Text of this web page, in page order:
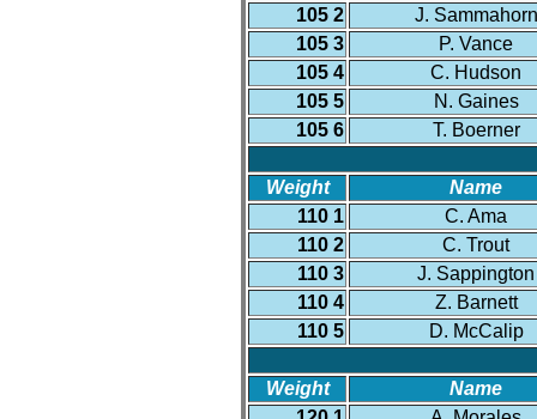
105 2
J. Sammahorn
105 3
P. Vance
105 4
C. Hudson
105 5
N. Gaines
105 6
T. Boerner
Weight
Name
110 1
C. Ama
110 2
C. Trout
110 3
J. Sappington
110 4
Z. Barnett
110 5
D. McCalip
Weight
Name